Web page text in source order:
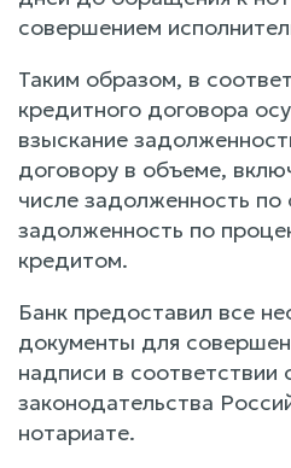
совершением
Таким образом, в
кредитного договора
взыскание
договору в объеме,
числе задолженность по
задолженность по
кредитом.
Банк предоставил все
документы для
надписи в соответствии
законодательства
нотариате.